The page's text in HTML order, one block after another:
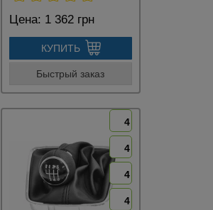
Цена: 1 362 грн
КУПИТЬ
Быстрый заказ
4
4
4
4